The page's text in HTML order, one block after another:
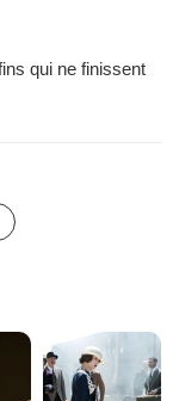
qui ne finissent